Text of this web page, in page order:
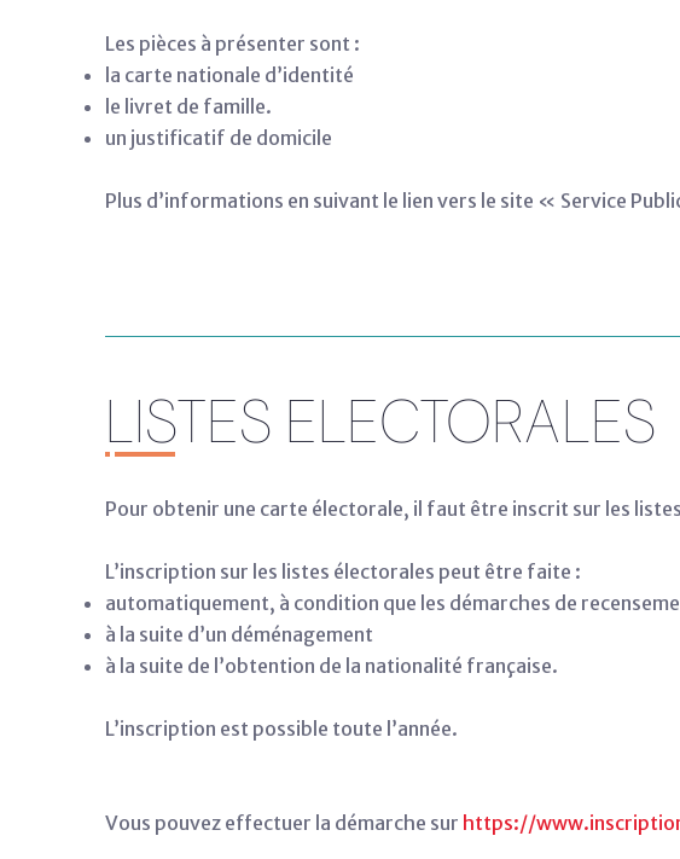
Les pièces à présenter sont :
la carte nationale d’identité
le livret de famille.
un justificatif de domicile
Plus d’informations en suivant le lien vers le site « Service
LISTES ELECTORALES
Pour obtenir une carte électorale, il faut être inscrit sur les
L’inscription sur les listes électorales peut être faite :
automatiquement, à condition que les démarches de
à la suite d’un déménagement
à la suite de l’obtention de la nationalité française.
L’inscription est possible toute l’année.
Vous pouvez effectuer la démarche sur https://